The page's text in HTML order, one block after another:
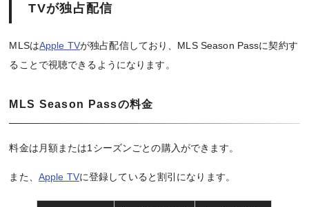
TVが独占配信
MLSはApple TVが独占配信しており、MLS Season Passに契約す
ることで視聴できるようになります。
MLS Season Passの料金
料金は月額または1シーズンごとの購入ができます。
また、 Apple TVに登録していると割引になります。